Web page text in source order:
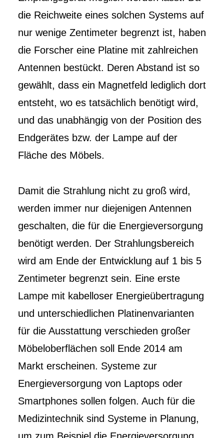
die Reichweite eines solchen Systems auf
nur wenige Zentimeter begrenzt ist, haben
die Forscher eine Platine mit zahlreichen
Antennen bestückt. Deren Abstand ist so
gewählt, dass ein Magnetfeld lediglich dort
entsteht, wo es tatsächlich benötigt wird,
und das unabhängig von der Position des
Endgerätes bzw. der Lampe auf der
Fläche des Möbels.
Damit die Strahlung nicht zu groß wird,
werden immer nur diejenigen Antennen
geschalten, die für die Energieversorgung
benötigt werden. Der Strahlungsbereich
wird am Ende der Entwicklung auf 1 bis 5
Zentimeter begrenzt sein. Eine erste
Lampe mit kabelloser Energieübertragung
und unterschiedlichen Platinenvarianten
für die Ausstattung verschieden großer
Möbeloberflächen soll Ende 2014 am
Markt erscheinen. Systeme zur
Energieversorgung von Laptops oder
Smartphones sollen folgen. Auch für die
Medizintechnik sind Systeme in Planung,